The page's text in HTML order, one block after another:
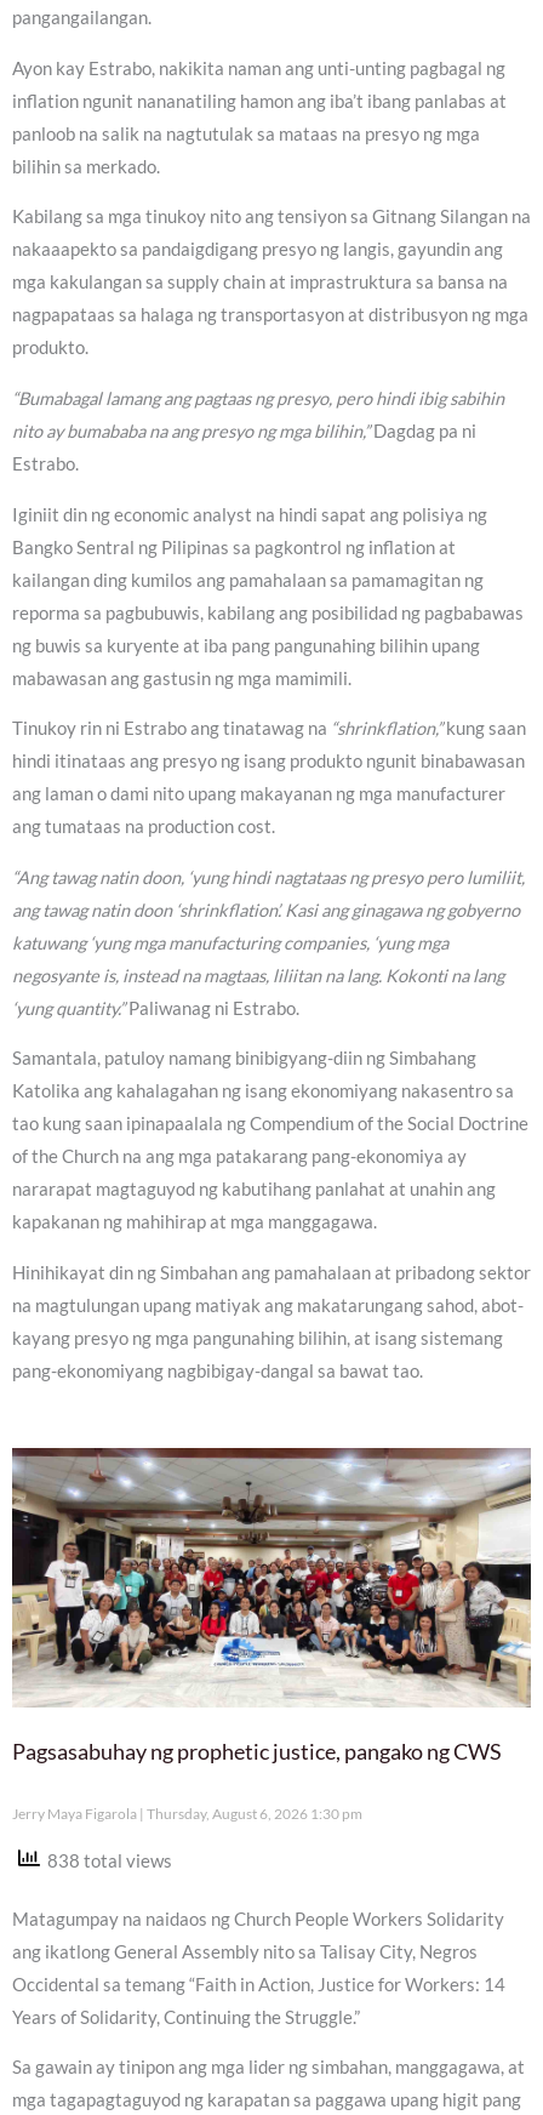
pangangailangan.
Ayon kay Estrabo, nakikita naman ang unti-unting pagbagal ng
inflation ngunit nananatiling hamon ang iba’t ibang panlabas at
panloob na salik na nagtutulak sa mataas na presyo ng mga
bilihin sa merkado.
Kabilang sa mga tinukoy nito ang tensiyon sa Gitnang Silangan na
nakaaapekto sa pandaigdigang presyo ng langis, gayundin ang
mga kakulangan sa supply chain at imprastruktura sa bansa na
nagpapataas sa halaga ng transportasyon at distribusyon ng mga
produkto.
“Bumabagal lamang ang pagtaas ng presyo, pero hindi ibig sabihin
nito ay bumababa na ang presyo ng mga bilihin,”Dagdag pa ni
Estrabo.
Iginiit din ng economic analyst na hindi sapat ang polisiya ng
Bangko Sentral ng Pilipinas sa pagkontrol ng inflation at
kailangan ding kumilos ang pamahalaan sa pamamagitan ng
reporma sa pagbubuwis, kabilang ang posibilidad ng pagbabawas
ng buwis sa kuryente at iba pang pangunahing bilihin upang
mabawasan ang gastusin ng mga mamimili.
Tinukoy rin ni Estrabo ang tinatawag na “shrinkflation,”kung saan
hindi itinataas ang presyo ng isang produkto ngunit binabawasan
ang laman o dami nito upang makayanan ng mga manufacturer
ang tumataas na production cost.
“Ang tawag natin doon, ‘yung hindi nagtataas ng presyo pero lumiliit,
ang tawag natin doon ‘shrinkflation’. Kasi ang ginagawa ng gobyerno
katuwang ‘yung mga manufacturing companies, ‘yung mga
negosyante is, instead na magtaas, liliitan na lang. Kokonti na lang
‘yung quantity.”Paliwanag ni Estrabo.
Samantala, patuloy namang binibigyang-diin ng Simbahang
Katolika ang kahalagahan ng isang ekonomiyang nakasentro sa
tao kung saan ipinapaalala ng Compendium of the Social Doctrine
of the Church na ang mga patakarang pang-ekonomiya ay
nararapat magtaguyod ng kabutihang panlahat at unahin ang
kapakanan ng mahihirap at mga manggagawa.
Hinihikayat din ng Simbahan ang pamahalaan at pribadong sektor
na magtulungan upang matiyak ang makatarungang sahod, abot-
kayang presyo ng mga pangunahing bilihin, at isang sistemang
pang-ekonomiyang nagbibigay-dangal sa bawat tao.
Pagsasabuhay ng prophetic justice, pangako ng CWS
Jerry Maya Figarola Thursday, August 6, 2026 1:30 pm
838 total views
Matagumpay na naidaos ng Church People Workers Solidarity
ang ikatlong General Assembly nito sa Talisay City, Negros
Occidental sa temang “Faith in Action, Justice for Workers: 14
Years of Solidarity, Continuing the Struggle.”
Sa gawain ay tinipon ang mga lider ng simbahan, manggagawa, at
mga tagapagtaguyod ng karapatan sa paggawa upang higit pang